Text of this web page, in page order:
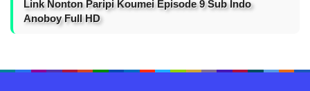
Link Nonton Paripi Koumei Episode 9 Sub Indo
Anoboy Full HD